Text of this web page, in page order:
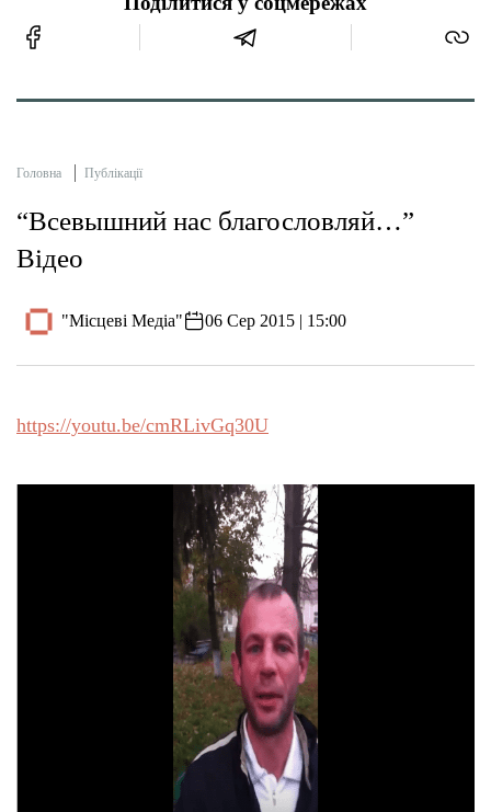
Головна Публікації
“Всевышний нас благословляй…”
Відео
"Місцеві Медіа" 06 Сер 2015 | 15:00
https://youtu.be/cmRLivGq30U